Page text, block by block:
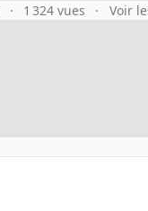
1 324 vues Voir